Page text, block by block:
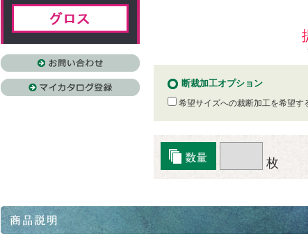
断裁加工オプション
希望サイズへの裁断加工を希望す
枚